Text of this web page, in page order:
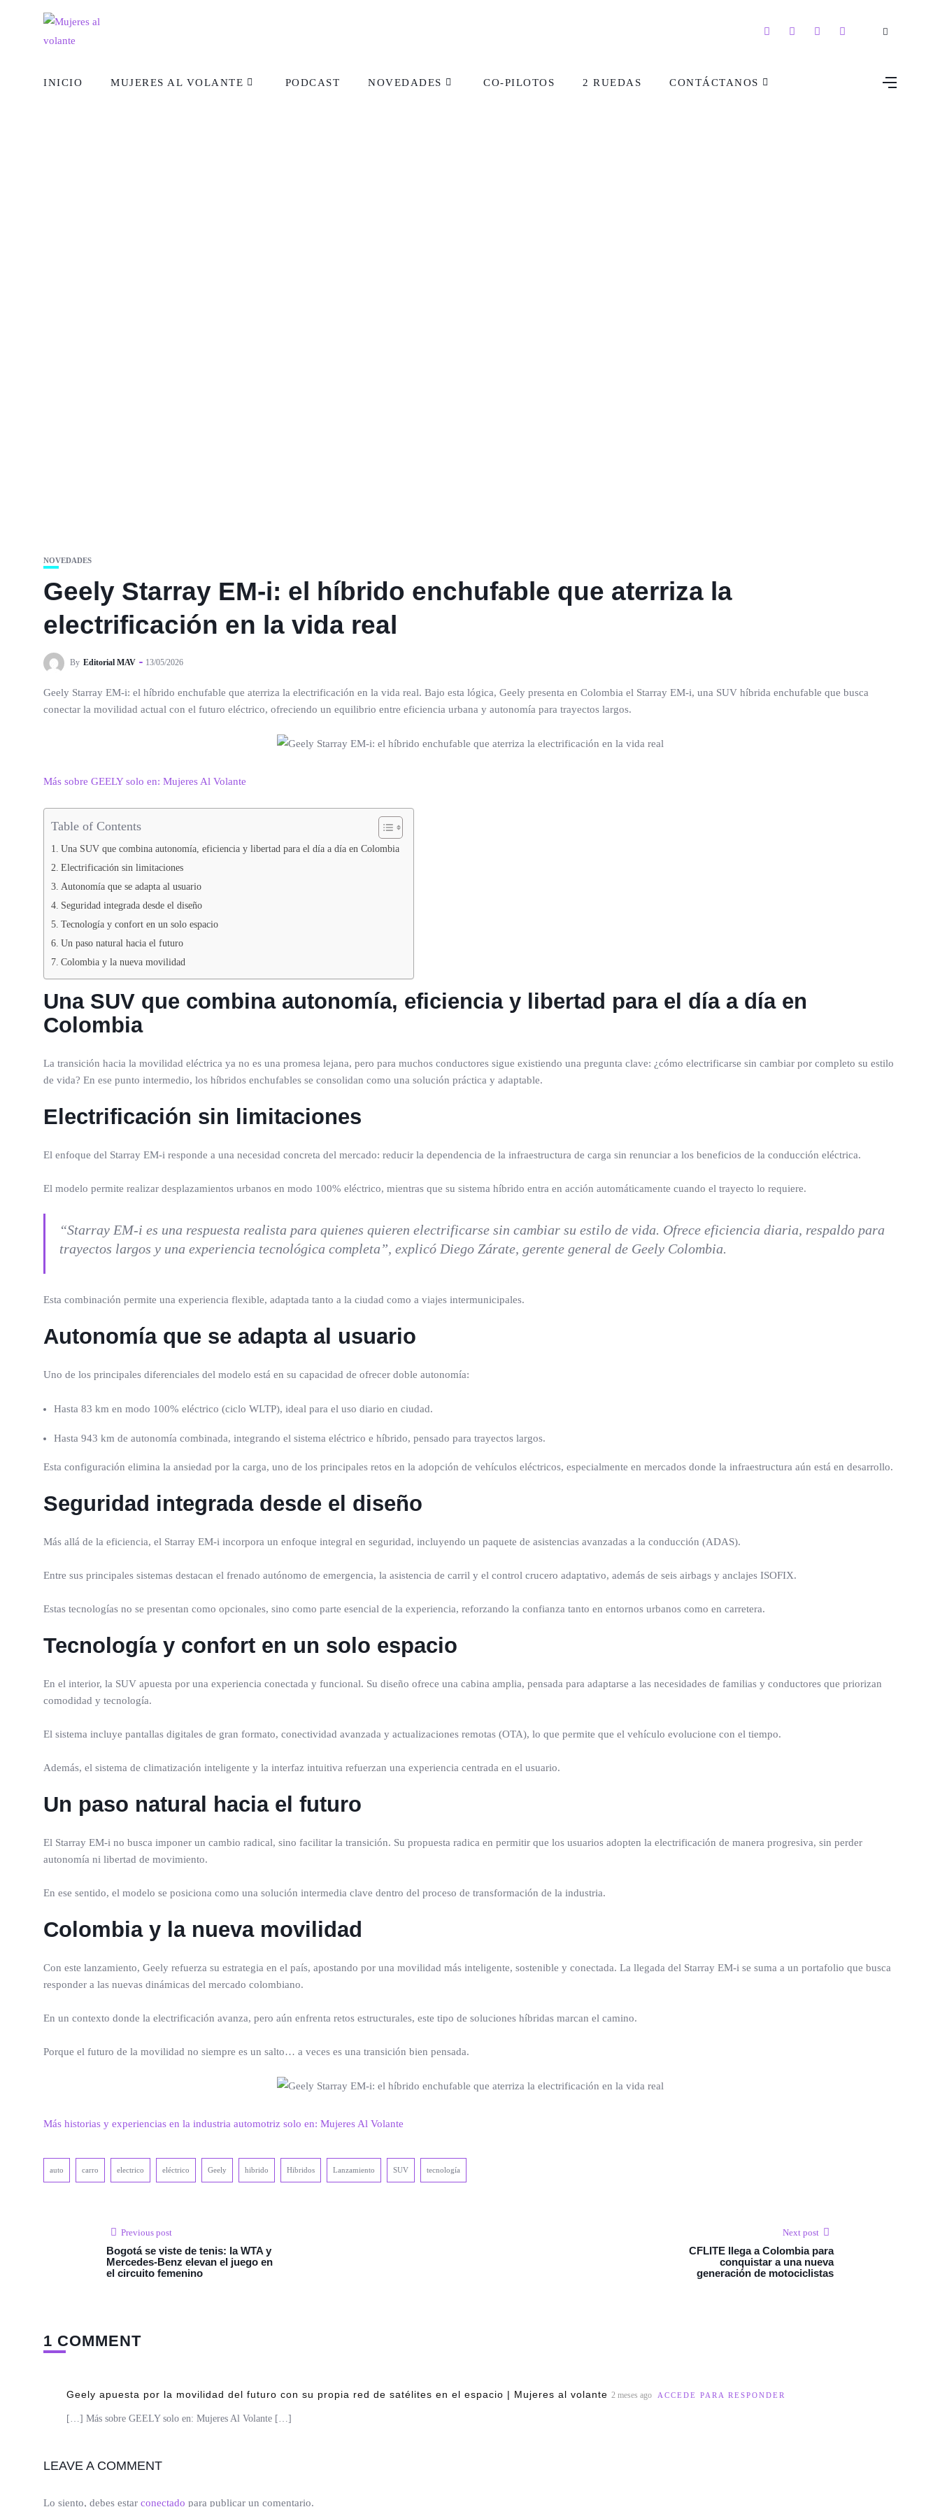
INICIO MUJERES AL VOLANTE PODCAST NOVEDADES CO-PILOTOS 2 RUEDAS CONTÁCTANOS
NOVEDADES
Geely Starray EM-i: el híbrido enchufable que aterriza la
electrificación en la vida real
By Editorial MAV 13/05/2026
Geely Starray EM-i: el híbrido enchufable que aterriza la electrificación en la vida real. Bajo esta lógica, Geely presenta en Colombia el Starray EM-i, una SUV híbrida enchufable que busca
conectar la movilidad actual con el futuro eléctrico, ofreciendo un equilibrio entre eficiencia urbana y autonomía para trayectos largos.
Más sobre GEELY solo en: Mujeres Al Volante
Table of Contents
Una SUV que combina autonomía, eficiencia y libertad para el día a día en Colombia
Electrificación sin limitaciones
Autonomía que se adapta al usuario
Seguridad integrada desde el diseño
Tecnología y confort en un solo espacio
Un paso natural hacia el futuro
Colombia y la nueva movilidad
Una SUV que combina autonomía, eficiencia y libertad para el día a día en
Colombia
La transición hacia la movilidad eléctrica ya no es una promesa lejana, pero para muchos conductores sigue existiendo una pregunta clave: ¿cómo electrificarse sin cambiar por completo su estilo
de vida? En ese punto intermedio, los híbridos enchufables se consolidan como una solución práctica y adaptable.
Electrificación sin limitaciones
El enfoque del Starray EM-i responde a una necesidad concreta del mercado: reducir la dependencia de la infraestructura de carga sin renunciar a los beneficios de la conducción eléctrica.
El modelo permite realizar desplazamientos urbanos en modo 100% eléctrico, mientras que su sistema híbrido entra en acción automáticamente cuando el trayecto lo requiere.
“Starray EM-i es una respuesta realista para quienes quieren electrificarse sin cambiar su estilo de vida. Ofrece eficiencia diaria, respaldo para
trayectos largos y una experiencia tecnológica completa”, explicó Diego Zárate, gerente general de Geely Colombia.
Esta combinación permite una experiencia flexible, adaptada tanto a la ciudad como a viajes intermunicipales.
Autonomía que se adapta al usuario
Uno de los principales diferenciales del modelo está en su capacidad de ofrecer doble autonomía:
Hasta 83 km en modo 100% eléctrico (ciclo WLTP), ideal para el uso diario en ciudad.
Hasta 943 km de autonomía combinada, integrando el sistema eléctrico e híbrido, pensado para trayectos largos.
Esta configuración elimina la ansiedad por la carga, uno de los principales retos en la adopción de vehículos eléctricos, especialmente en mercados donde la infraestructura aún está en desarrollo.
Seguridad integrada desde el diseño
Más allá de la eficiencia, el Starray EM-i incorpora un enfoque integral en seguridad, incluyendo un paquete de asistencias avanzadas a la conducción (ADAS).
Entre sus principales sistemas destacan el frenado autónomo de emergencia, la asistencia de carril y el control crucero adaptativo, además de seis airbags y anclajes ISOFIX.
Estas tecnologías no se presentan como opcionales, sino como parte esencial de la experiencia, reforzando la confianza tanto en entornos urbanos como en carretera.
Tecnología y confort en un solo espacio
En el interior, la SUV apuesta por una experiencia conectada y funcional. Su diseño ofrece una cabina amplia, pensada para adaptarse a las necesidades de familias y conductores que priorizan
comodidad y tecnología.
El sistema incluye pantallas digitales de gran formato, conectividad avanzada y actualizaciones remotas (OTA), lo que permite que el vehículo evolucione con el tiempo.
Además, el sistema de climatización inteligente y la interfaz intuitiva refuerzan una experiencia centrada en el usuario.
Un paso natural hacia el futuro
El Starray EM-i no busca imponer un cambio radical, sino facilitar la transición. Su propuesta radica en permitir que los usuarios adopten la electrificación de manera progresiva, sin perder
autonomía ni libertad de movimiento.
En ese sentido, el modelo se posiciona como una solución intermedia clave dentro del proceso de transformación de la industria.
Colombia y la nueva movilidad
Con este lanzamiento, Geely refuerza su estrategia en el país, apostando por una movilidad más inteligente, sostenible y conectada. La llegada del Starray EM-i se suma a un portafolio que busca
responder a las nuevas dinámicas del mercado colombiano.
En un contexto donde la electrificación avanza, pero aún enfrenta retos estructurales, este tipo de soluciones híbridas marcan el camino.
Porque el futuro de la movilidad no siempre es un salto… a veces es una transición bien pensada.
Más historias y experiencias en la industria automotriz solo en: Mujeres Al Volante
auto carro electrico eléctrico Geely hibrido Hibridos Lanzamiento SUV tecnología
Previous post
Bogotá se viste de tenis: la WTA y
Mercedes-Benz elevan el juego en
el circuito femenino
Next post
CFLITE llega a Colombia para
conquistar a una nueva
generación de motociclistas
1 COMMENT
Geely apuesta por la movilidad del futuro con su propia red de satélites en el espacio | Mujeres al volante 2 meses ago ACCEDE PARA RESPONDER
[…] Más sobre GEELY solo en: Mujeres Al Volante […]
LEAVE A COMMENT
Lo siento, debes estar conectado para publicar un comentario.